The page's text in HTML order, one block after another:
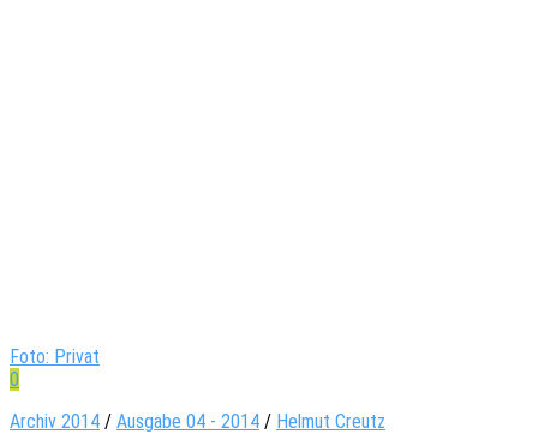
Foto: Privat
0
Archiv 2014 / Ausgabe 04 - 2014 / Helmut Creutz